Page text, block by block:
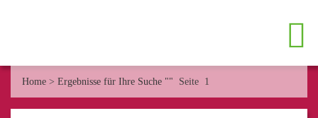
Home > Ergebnisse für Ihre Suche "" Seite 1